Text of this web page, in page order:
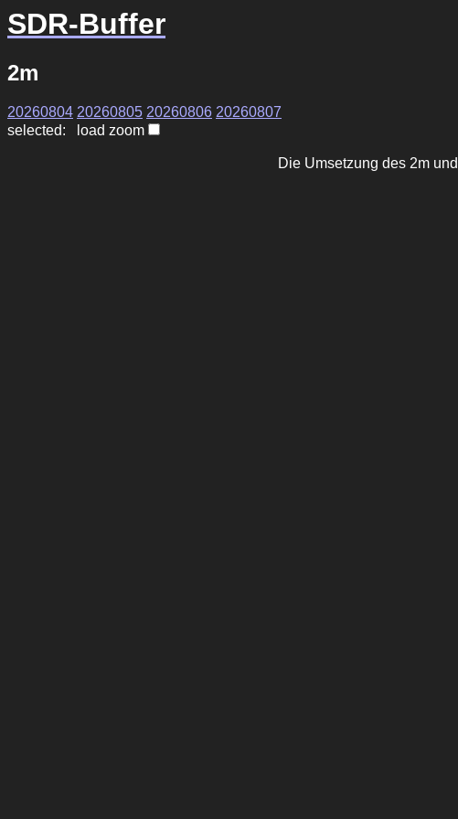
SDR-Buffer
2m
20260804 20260805 20260806 20260807
selected: load zoom
Die Umsetzung des 2m